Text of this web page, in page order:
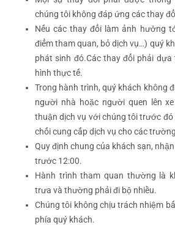
chúng tôi không đáp ứng các thay
Nếu các thay đổi làm ảnh hưởng
điểm tham quan, bỏ dịch vụ…) quý
phát sinh đó.Các thay đổi phải
hình thực tế.
Trong hành trình, quý khách không
người nhà hoặc người quen lên
thuận dịch vụ với chúng tôi trước
chối cung cấp dịch vụ cho các
Quy định chung của khách sạn,
trước 12:00.
Hành trình tham quan thường là
trưa và thường phải đi bộ nhiều.
Chúng tôi không chịu trách nhiệm
phía quý khách.